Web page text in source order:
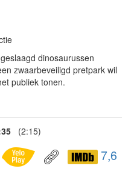
dinosaurussen
zwaarbeveiligd pretpark wil
publiek tonen.
(2:15)
7,6